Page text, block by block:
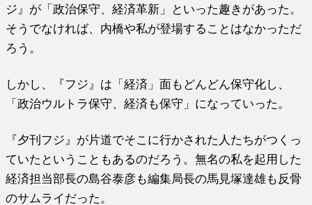
ジ』が「政治保守、経済革新」といった趣きがあった。
そうでなければ、内橋や私が登場することはなかっただ
ろう。
しかし、『フジ』は「経済」面もどんどん保守化し、
「政治ウルトラ保守、経済も保守」になっていった。
『夕刊フジ』が片道でそこに行かされた人たちがつくっ
ていたということもあるのだろう。無名の私を起用した
経済担当部長の島谷泰彦も編集局長の馬見塚達雄も反骨
のサムライだった。